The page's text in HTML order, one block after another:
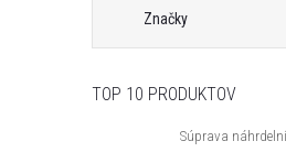
Značky
TOP 10 PRODUKTOV
Súprava
C_B14477AG
Skladom